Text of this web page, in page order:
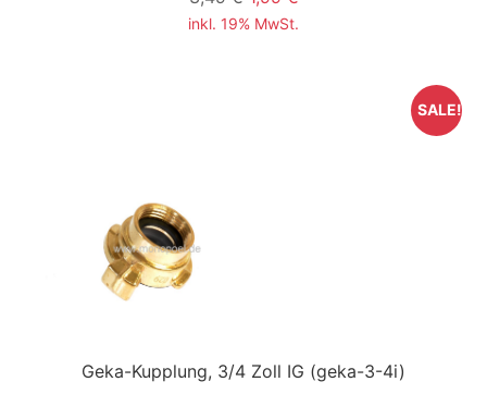
inkl. 19% MwSt.
Geka-Kupplung, 3/4 Zoll IG (geka-3-4i)
SALE!